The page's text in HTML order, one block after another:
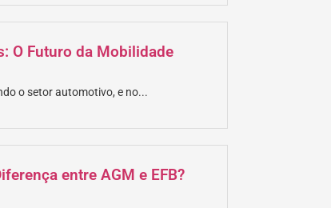
O Futuro da Mobilidade
o setor automotivo, e no...
entre AGM e EFB?